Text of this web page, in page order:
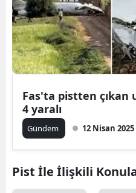
Fas'ta pistten çıkan
4 yaralı
Gündem 12 Nisan 2025
Pist İle İlişkili